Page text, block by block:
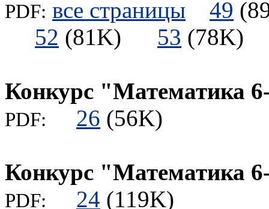
PDF: все страницы 49
52 (81K) 53
Конкурс "Математика
PDF: 26 (56K)
Конкурс "Математика
PDF: 24 (119K)